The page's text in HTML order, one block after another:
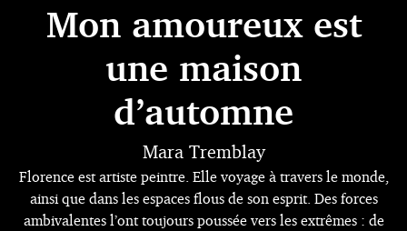
Mon amoureux est
une maison
d’automne
Mara Tremblay
Florence est artiste peintre. Elle voyage à travers le monde,
ainsi que dans les espaces flous de son esprit. Des forces
ambivalentes l’ont toujours poussée vers les extrêmes : de